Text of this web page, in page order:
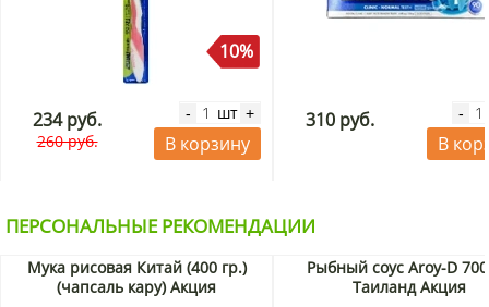
10%
234 руб.
260 руб.
- шт +
В корзину
310 руб. -
В
ПЕРСОНАЛЬНЫЕ РЕКОМЕНДАЦИИ
Мука рисовая Китай (400 гр.)
(чапсаль кару) Акция
Рыбный соус Aroy-D
Таиланд Акция